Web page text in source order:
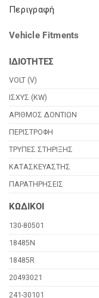
Περιγραφή
Vehicle Fitments
ΙΔΙΟΤΗΤΕΣ
VOLT (V)
ΙΣΧΥΣ (KW)
ΑΡΙΘΜΟΣ ΔΟΝΤΙΩΝ
ΠΕΡΙΣΤΡΟΦΗ
ΤΡΥΠΕΣ ΣΤΗΡΙΞΗΣ
ΚΑΤΑΣΚΕΥΑΣΤΗΣ
ΠΑΡΑΤΗΡΗΣΕΙΣ
ΚΩΔΙΚΟΙ
130-80501
18485N
18485R
20493021
241-30101